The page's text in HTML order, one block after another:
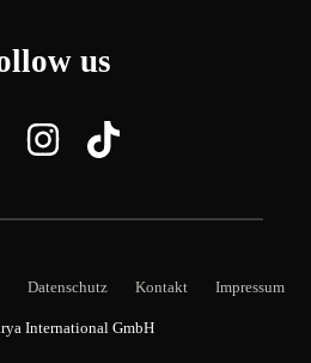
us
Datenschutz Kontakt Impressum
International GmbH